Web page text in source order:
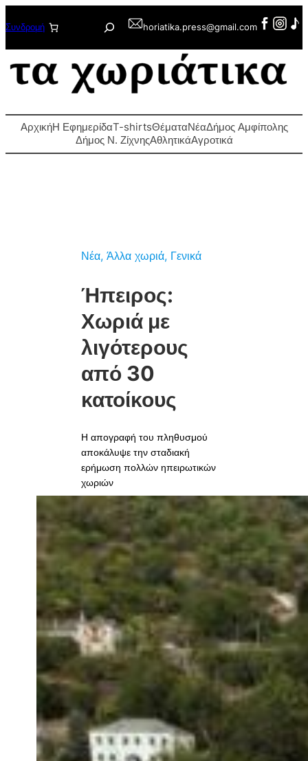
στο
περιεχόμενο
Συνδρομή Αναζήτησηhoriatika.press@gmail.com
ΑρχικήΗ ΕφημερίδαT-shirtsΘέματαΝέαΔήμος Αμφίπολης
Δήμος Ν. ΖίχνηςΑθλητικάΑγροτικά
Νέα, Άλλα χωριά, Γενικά
Ήπειρος:
Χωριά με
λιγότερους
από 30
κατοίκους
Η απογραφή του πληθυσμού
αποκάλυψε την σταδιακή
ερήμωση πολλών ηπειρωτικών
χωριών